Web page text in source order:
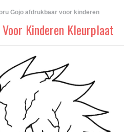
Gojo afdrukbaar voor kinderen
Kinderen Kleurplaat